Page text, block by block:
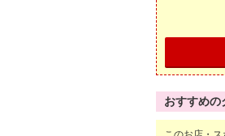
おすすめ